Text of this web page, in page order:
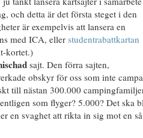
och detta är det första steget i den
är exempelvis att lansera en
med ICA, eller studentrabattkartan
kortet.)
sajt. Den förra sajten,
obskyr för oss som inte
till nästan 300.000
som flyger? 5.000? Det ska
en svaghet att rikta in sig mot en